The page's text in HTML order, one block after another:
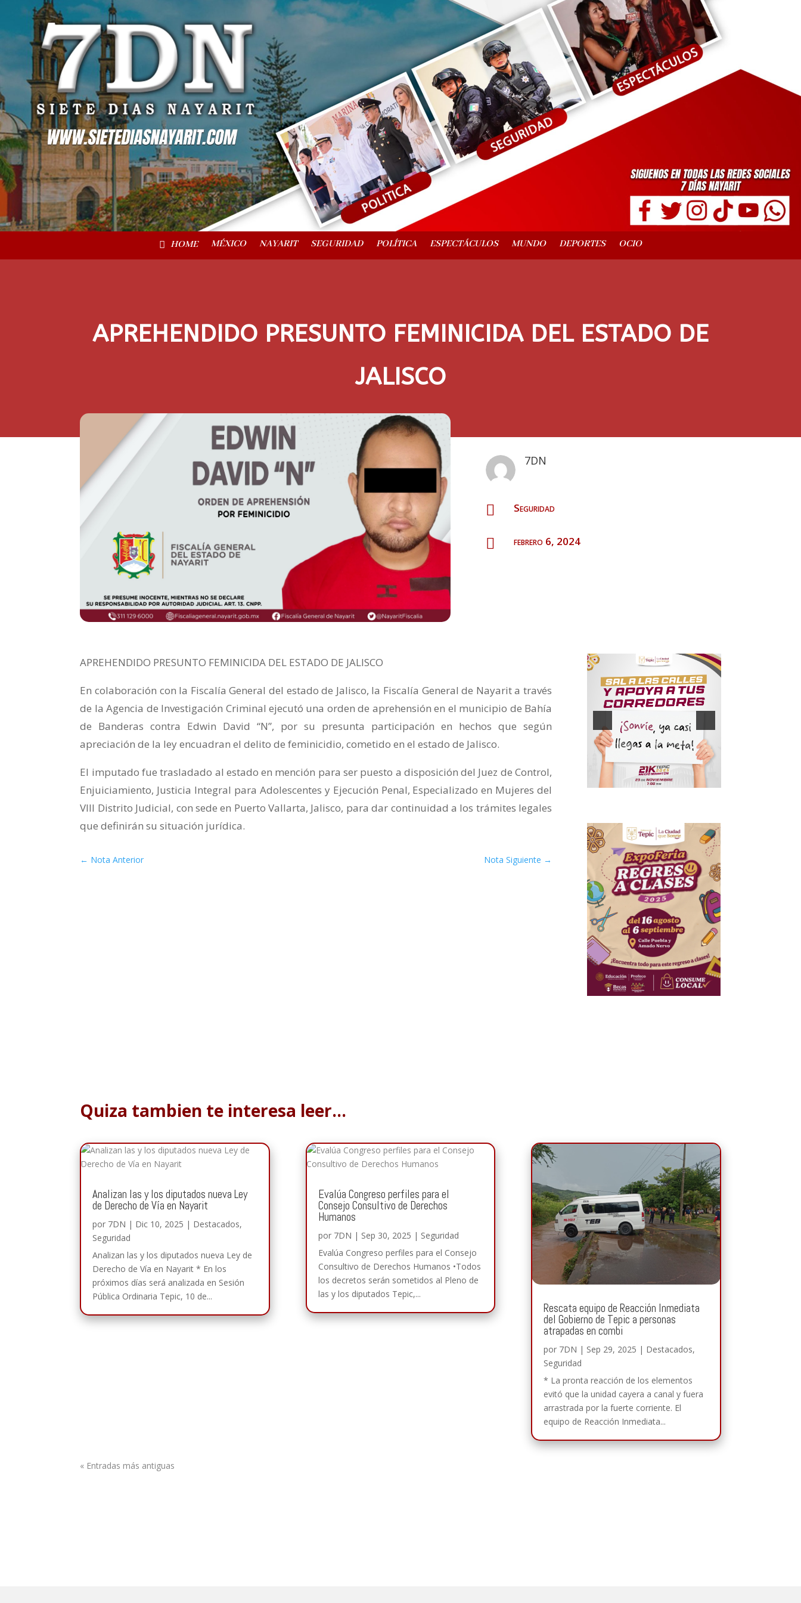
HOME MÉXICO NAYARIT SEGURIDAD POLÍTICA ESPECTÁCULOS MUNDO DEPORTES OCIO
APREHENDIDO PRESUNTO FEMINICIDA DEL ESTADO DE
JALISCO
7DN
 Seguridad
 febrero 6, 2024
APREHENDIDO PRESUNTO FEMINICIDA DEL ESTADO DE JALISCO
En colaboración con la Fiscalía General del estado de Jalisco, la Fiscalía General de Nayarit a través
de la Agencia de Investigación Criminal ejecutó una orden de aprehensión en el municipio de Bahía
de Banderas contra Edwin David “N”, por su presunta participación en hechos que según
apreciación de la ley encuadran el delito de feminicidio, cometido en el estado de Jalisco.
El imputado fue trasladado al estado en mención para ser puesto a disposición del Juez de Control,
Enjuiciamiento, Justicia Integral para Adolescentes y Ejecución Penal, Especializado en Mujeres del
VIII Distrito Judicial, con sede en Puerto Vallarta, Jalisco, para dar continuidad a los trámites legales
que definirán su situación jurídica.
← Nota Anterior Nota Siguiente →
Quiza tambien te interesa leer…
Analizan las y los diputados nueva Ley
de Derecho de Vía en Nayarit
por 7DN | Dic 10, 2025 | Destacados,
Seguridad
Analizan las y los diputados nueva Ley de
Derecho de Vía en Nayarit * En los
próximos días será analizada en Sesión
Pública Ordinaria Tepic, 10 de...
Evalúa Congreso perfiles para el
Consejo Consultivo de Derechos
Humanos
por 7DN | Sep 30, 2025 | Seguridad
Evalúa Congreso perfiles para el Consejo
Consultivo de Derechos Humanos •Todos
los decretos serán sometidos al Pleno de
las y los diputados Tepic,...
Rescata equipo de Reacción Inmediata
del Gobierno de Tepic a personas
atrapadas en combi
por 7DN | Sep 29, 2025 | Destacados,
Seguridad
* La pronta reacción de los elementos
evitó que la unidad cayera a canal y fuera
arrastrada por la fuerte corriente. El
equipo de Reacción Inmediata...
« Entradas más antiguas